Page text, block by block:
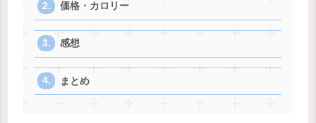
価格・カロリー
感想
まとめ